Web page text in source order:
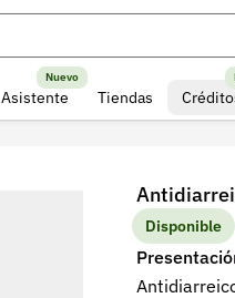
Asistente
Nuevo
Tiendas
Disponible